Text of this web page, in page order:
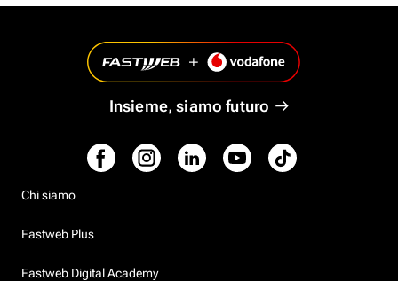
Insieme, siamo futuro
Chi siamo
Fastweb Plus
Fastweb Digital Academy